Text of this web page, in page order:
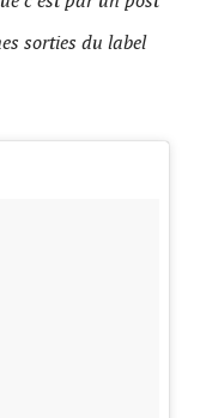
sorties du label